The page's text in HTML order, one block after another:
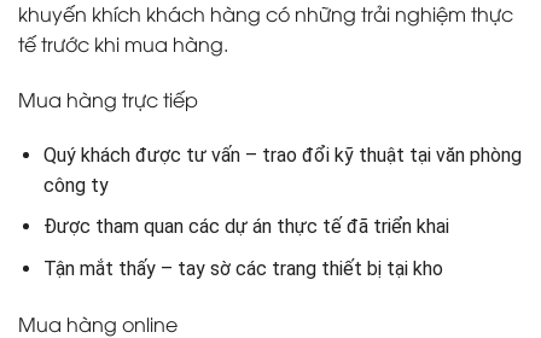
khuyến khích khách hàng có những trải nghiệm thực
tế trước khi mua hàng.
Mua hàng trực tiếp
Quý khách được tư vấn – trao đổi kỹ thuật tại văn phòng
công ty
Được tham quan các dự án thực tế đã triển khai
Tận mắt thấy – tay sờ các trang thiết bị tại kho
Mua hàng online